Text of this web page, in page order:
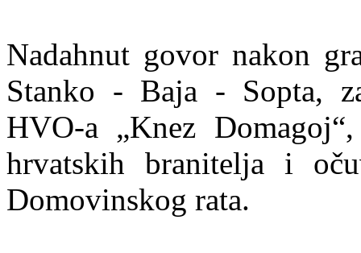
Nadahnut govor nakon
Stanko - Baja - Sopta,
HVO-a „Knez
hrvatskih branitelja i
Domovinskog rata.